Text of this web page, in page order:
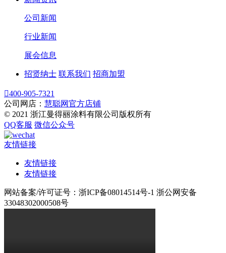
公司新闻
行业新闻
展会信息
招贤纳士 联系我们 招商加盟
400-905-7321
公司网店： 慧聪网官方店铺
© 2021 浙江曼得丽涂料有限公司版权所有
QQ客服 微信公众号
友情链接
友情链接
友情链接
网站备案/许可证号：浙ICP备08014514号-1 浙公网安备
33048302000508号